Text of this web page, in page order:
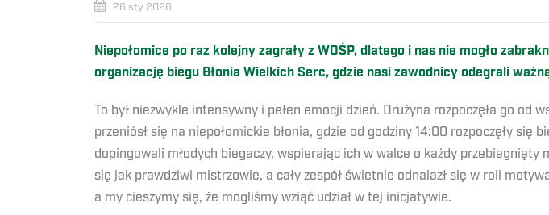
26 sty 2026
Niepołomice po raz kolejny zagrały z WOŚP, dlatego i nas nie mogło
organizację biegu Błonia Wielkich Serc, gdzie nasi zawodnicy odegrali
To był niezwykle intensywny i pełen emocji dzień. Drużyna rozpoczęła go od
przeniósł się na niepołomickie błonia, gdzie od godziny 14:00 rozpoczęły
dopingowali młodych biegaczy, wspierając ich w walce o każdy przebiegnięty
się jak prawdziwi mistrzowie, a cały zespół świetnie odnalazł się w roli
a my cieszymy się, że mogliśmy wziąć udział w tej inicjatywie.